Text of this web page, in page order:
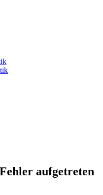
aufgetreten